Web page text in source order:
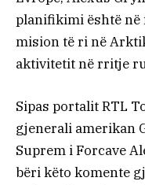
planifikimi është në
mision të ri në
aktivitetit në rritje
Sipas portalit RTL
gjenerali amerikan
Suprem i Forcave
bëri këto komente